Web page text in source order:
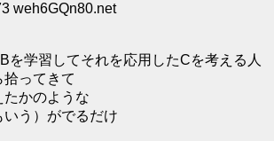
weh6GQn80.net
を学習してそれを応用したCを考える人
ってきて
たかのような
いう）がでるだけ